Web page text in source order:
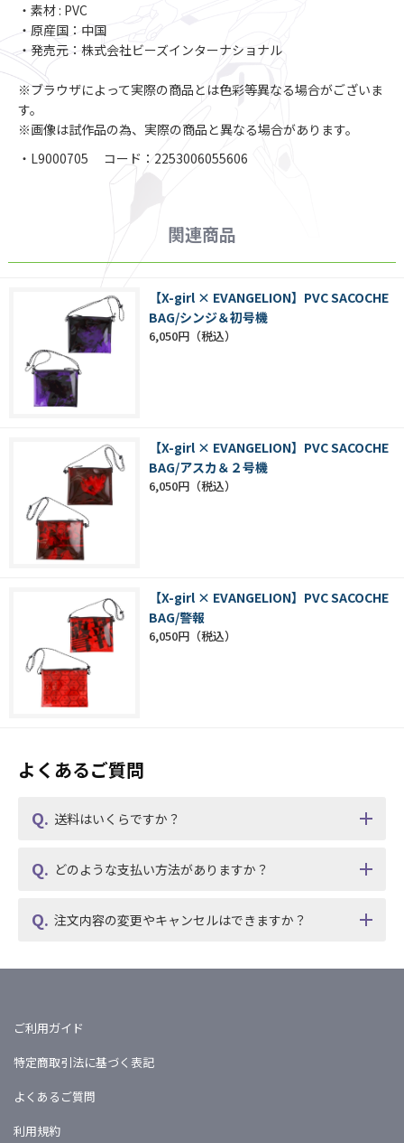
・素材 : PVC
・原産国：中国
・発売元：株式会社ビーズインターナショナル
※ブラウザによって実際の商品とは色彩等異なる場合がございま
す。
※画像は試作品の為、実際の商品と異なる場合があります。
・L9000705 コード：2253006055606
関連商品
【X-girl × EVANGELION】PVC SACOCHE
BAG/シンジ＆初号機
6,050円
【X-girl × EVANGELION】PVC SACOCHE
BAG/アスカ＆２号機
6,050円
【X-girl × EVANGELION】PVC SACOCHE
BAG/警報
6,050円
よくあるご質問
送料はいくらですか？
どのような支払い方法がありますか？
注文内容の変更やキャンセルはできますか？
ご利用ガイド
特定商取引法に基づく表記
よくあるご質問
利用規約